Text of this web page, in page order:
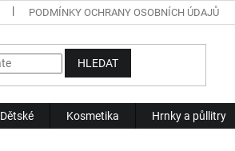
PODMÍNKY OCHRANY OSOBNÍCH ÚDAJŮ
HLEDAT
Dětské Kosmetika Hrnky a půllitry